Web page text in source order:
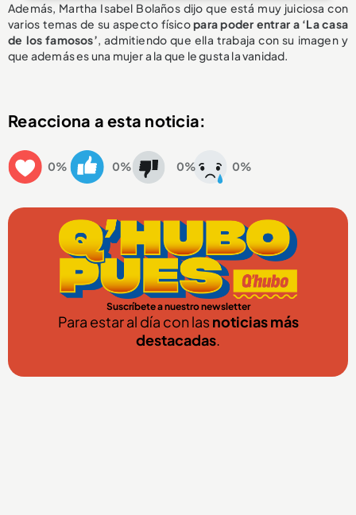
Además, Martha Isabel Bolaños dijo que está muy juiciosa con
varios temas de su aspecto físicopara poder entrar a ‘La casa
de los famosos’, admitiendo que ella trabaja con su imagen y
que además es una mujer a la que le gusta la vanidad.
Reacciona a esta noticia:
0% 0% 0% 0%
Suscríbete a nuestro newsletter
Para estar al día con lasnoticias más
destacadas.